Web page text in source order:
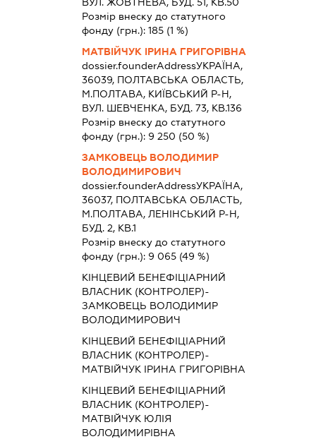
Розмір внеску до статутного
фонду (грн.): 185(1 %)
МАТВІЙЧУК ІРИНА ГРИГОРІВНА
dossier.founderAddressУКРАЇНА,
36039, ПОЛТАВСЬКА ОБЛАСТЬ,
М.ПОЛТАВА, КИЇВСЬКИЙ Р-Н,
ВУЛ. ШЕВЧЕНКА, БУД. 73, КВ.136
Розмір внеску до статутного
фонду (грн.): 9 250 (50 %)
ЗАМКОВЕЦЬ ВОЛОДИМИР
ВОЛОДИМИРОВИЧ
dossier.founderAddressУКРАЇНА,
36037, ПОЛТАВСЬКА ОБЛАСТЬ,
М.ПОЛТАВА, ЛЕНІНСЬКИЙ Р-Н,
БУД. 2, КВ.1
Розмір внеску до статутного
фонду (грн.): 9 065(49 %)
КІНЦЕВИЙ БЕНЕФІЦІАРНИЙ
ВЛАСНИК (КОНТРОЛЕР)-
ЗАМКОВЕЦЬ ВОЛОДИМИР
ВОЛОДИМИРОВИЧ
КІНЦЕВИЙ БЕНЕФІЦІАРНИЙ
ВЛАСНИК (КОНТРОЛЕР)-
МАТВІЙЧУК ІРИНА ГРИГОРІВНА
КІНЦЕВИЙ БЕНЕФІЦІАРНИЙ
ВЛАСНИК (КОНТРОЛЕР)-
МАТВІЙЧУК ЮЛІЯ
ВОЛОДИМИРІВНА